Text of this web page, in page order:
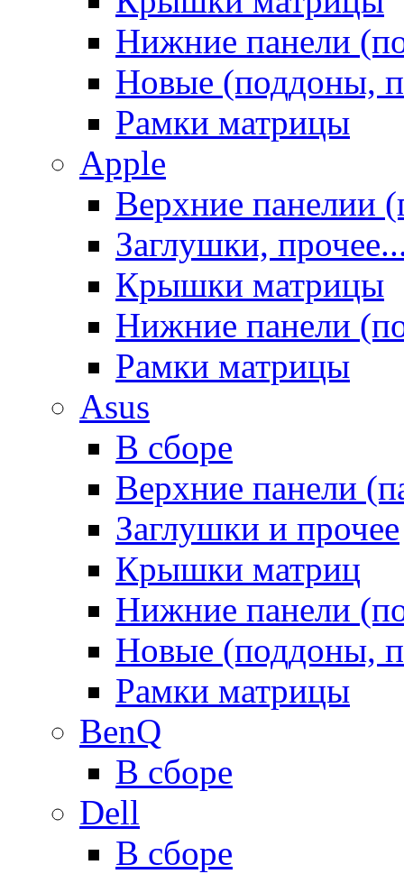
Нижние панели
Новые (поддоны,
Рамки матрицы
Apple
Верхние панелии
Заглушки,
Крышки матрицы
Нижние панели
Рамки матрицы
Asus
В сборе
Верхние панели
Заглушки и прочее
Крышки матриц
Нижние панели
Новые (поддоны,
Рамки матрицы
BenQ
В сборе
Dell
В сборе